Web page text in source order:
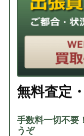
無料査定
手数料一切不
うぞ